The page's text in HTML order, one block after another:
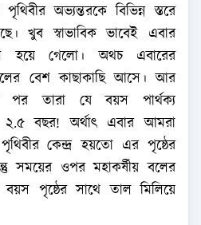
অভ্যন্তরকে বিভিন্ন স্তরে
খুব স্বাভাবিক ভাবেই এবার
হয়ে গেলো। অথচ এবারের
বেশ কাছাকাছি আসে। আর
পর তারা যে বয়স পার্থক্য
২.৫ বছর! অর্থাৎ এবার আমরা
পৃথিবীর কেন্দ্র হয়তো এর পৃষ্ঠের
সময়ের ওপর মহাকর্ষীয় বলের
বয়স পৃষ্ঠের সাথে তাল মিলিয়ে